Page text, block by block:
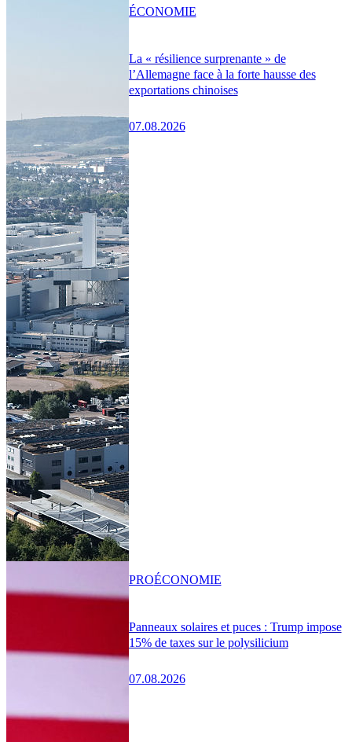
La « résilience surprenante » de
l’Allemagne face à la forte hausse des
exportations chinoises
07.08.2026
ÉCONOMIE
Panneaux solaires et puces : Trump impose
15% de taxes sur le polysilicium
07.08.2026
PROÉCONOMIE